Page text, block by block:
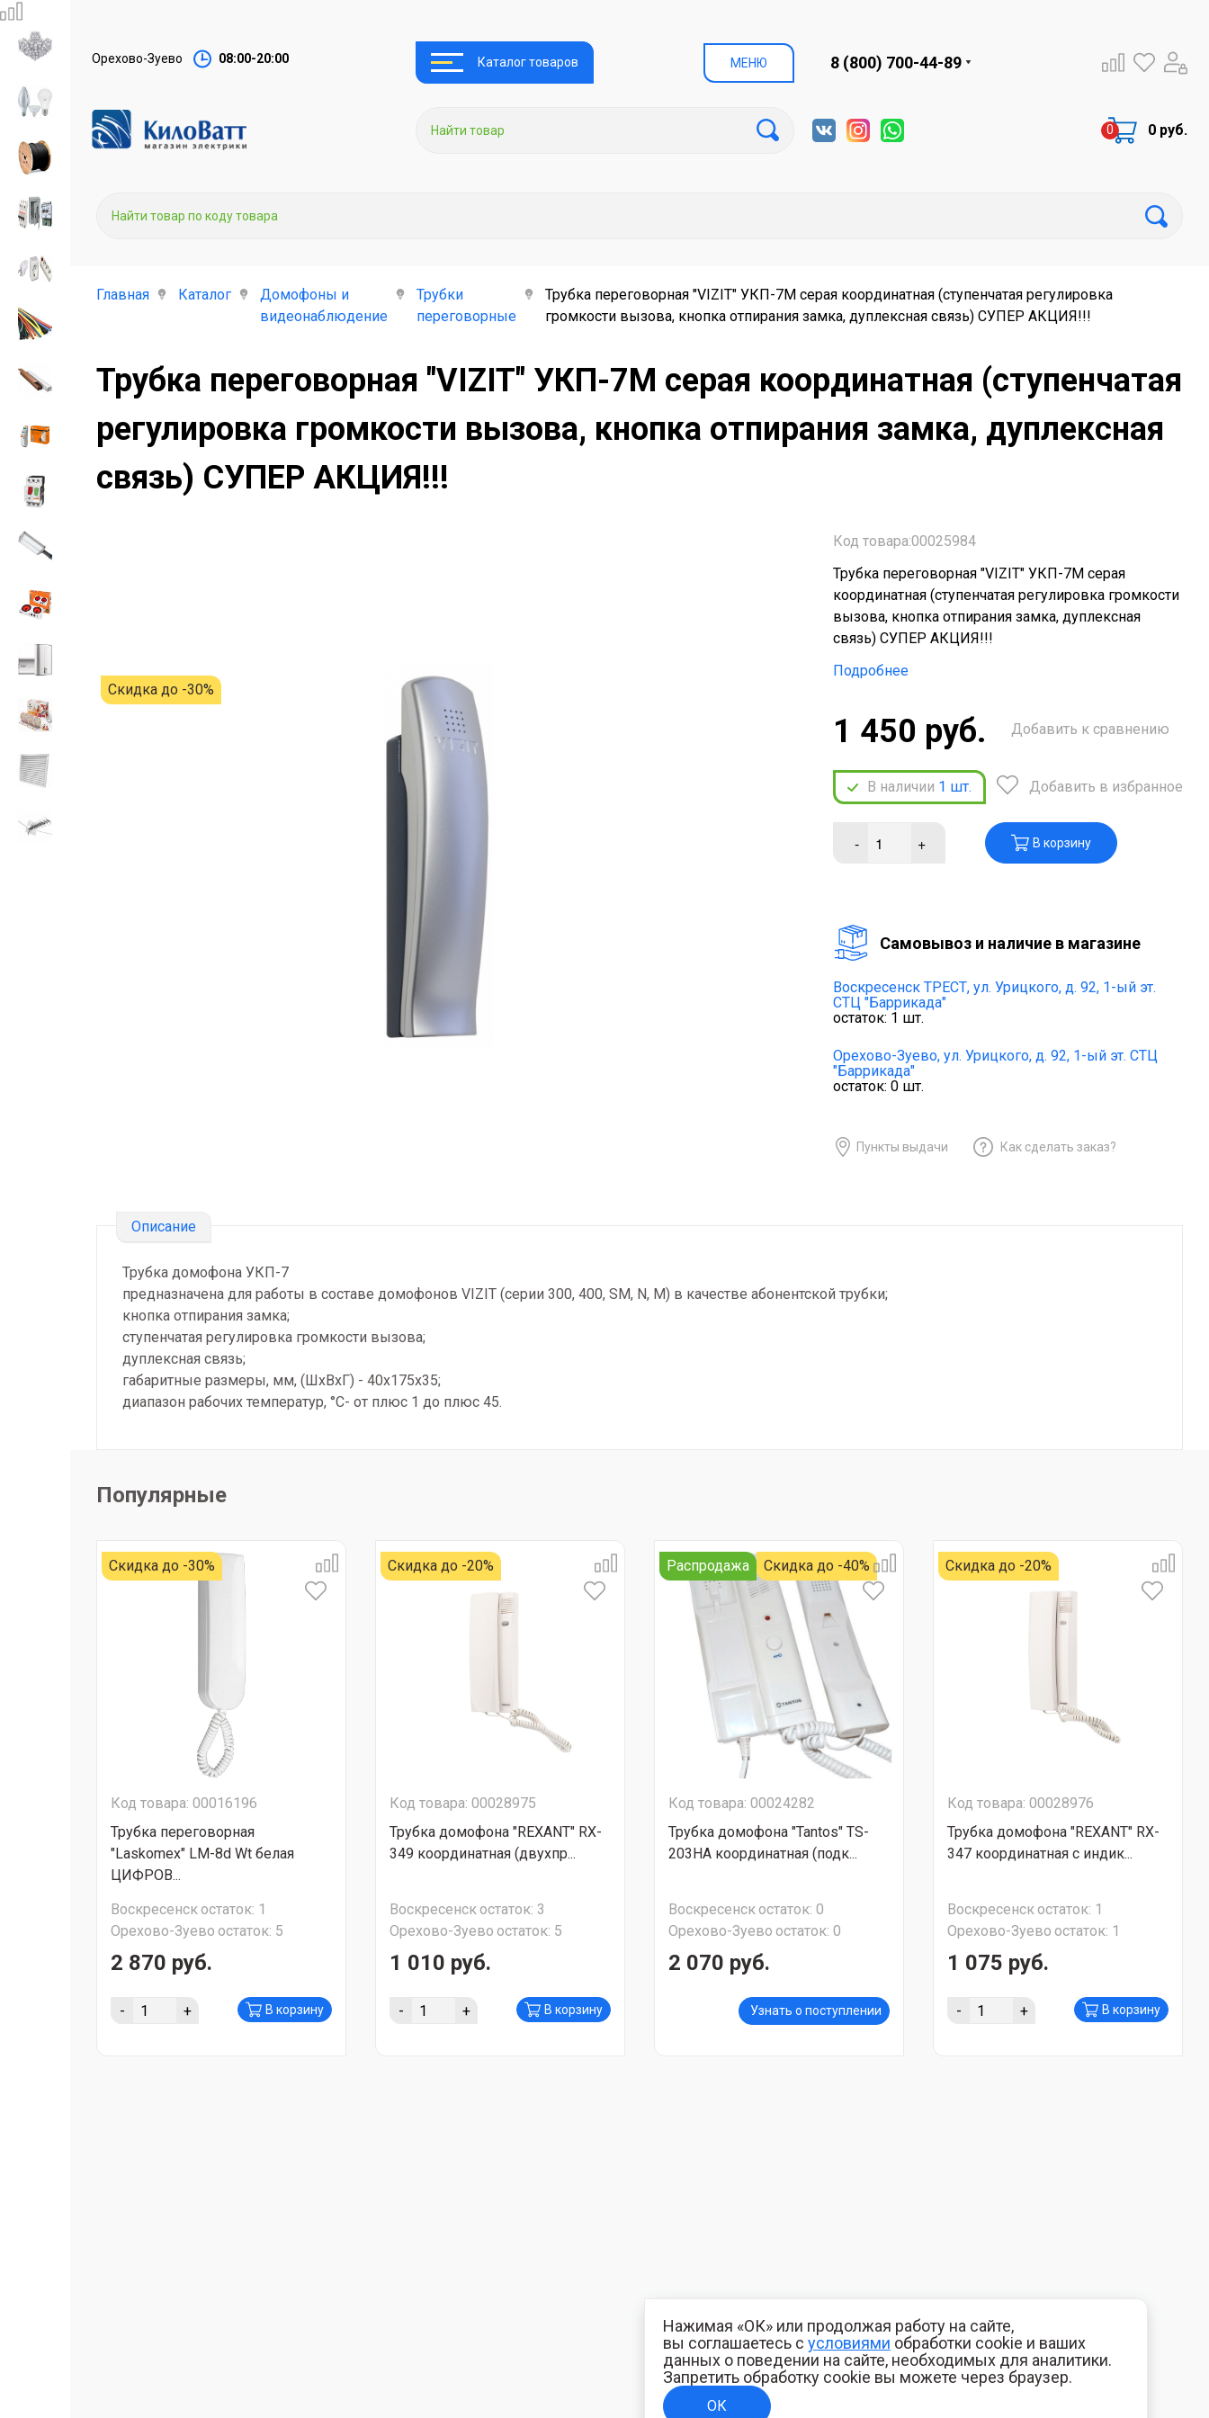
Орехово-Зуево 08:00-20:00 Каталог товаров МЕНЮ 8 (800) 700-44-89
0 руб.
Главная Каталог
Домофоны и
видеонаблюдение
Трубки
переговорные
Трубка переговорная "VIZIT" УКП-7М серая координатная (ступенчатая регулировка
громкости вызова, кнопка отпирания замка, дуплексная связь) СУПЕР АКЦИЯ!!!
Трубка переговорная "VIZIT" УКП-7М серая координатная (ступенчатая
регулировка громкости вызова, кнопка отпирания замка, дуплексная
связь) СУПЕР АКЦИЯ!!!
Скидка до -30%
Код товара:00025984
Трубка переговорная "VIZIT" УКП-7М серая
координатная (ступенчатая регулировка громкости
вызова, кнопка отпирания замка, дуплексная
связь) СУПЕР АКЦИЯ!!!
Подробнее
1 450 руб.
В наличии 1 шт.
Добавить к сравнению
Добавить в избранное
- + В корзину
Cамовывоз и наличие в магазине
Воскресенск ТРЕСТ, ул. Урицкого, д. 92, 1-ый эт.
СТЦ "Баррикада"
остаток: 1 шт.
Орехово-Зуево, ул. Урицкого, д. 92, 1-ый эт. СТЦ
"Баррикада"
остаток: 0 шт.
Пункты выдачи Как сделать заказ?
Описание
Трубка домофона УКП-7
предназначена для работы в составе домофонов VIZIT (серии 300, 400, SM, N, M) в качестве абонентской трубки;
кнопка отпирания замка;
ступенчатая регулировка громкости вызова;
дуплексная связь;
габаритные размеры, мм, (ШхВхГ) - 40х175х35;
диапазон рабочих температур, °C- от плюс 1 до плюс 45.
Популярные
Скидка до -30%
Код товара: 00016196
Трубка переговорная
"Laskomex" LM-8d Wt белая
ЦИФРОВ...
Воскресенскостаток: 1
Орехово-Зуево остаток: 5
2 870 руб.
- + В корзину
Скидка до -20%
Код товара: 00028975
Трубка домофона "REXANT" RX-
349 координатная (двухпр...
Воскресенскостаток: 3
Орехово-Зуево остаток: 5
1 010 руб.
- + В корзину
Распродажа Скидка до -40%
Код товара: 00024282
Трубка домофона "Tantos" TS-
203HA координатная (подк...
Воскресенскостаток: 0
Орехово-Зуево остаток: 0
2 070 руб.
Узнать о поступлении
Скидка до -20%
Код товара: 00028976
Трубка домофона "REXANT" RX-
347 координатная с индик...
Воскресенскостаток: 1
Орехово-Зуево остаток: 1
1 075 руб.
- + В корзину
Нажимая «ОК» или продолжая работу на сайте,
вы соглашаетесь с условиями обработки cookie и ваших
данных о поведении на сайте, необходимых для аналитики.
Запретить обработку cookie вы можете через браузер.
ОК